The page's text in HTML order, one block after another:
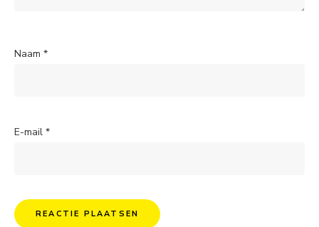
Naam *
E-mail *